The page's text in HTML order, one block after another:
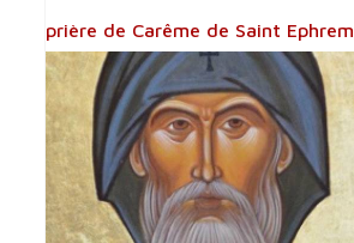
prière de Carême de Saint Ephrem